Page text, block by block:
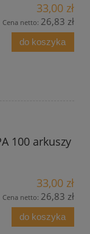
33,00 zł
Cena netto: 26,83 zł
do koszyka
100 arkuszy
33,00 zł
Cena netto: 26,83 zł
do koszyka